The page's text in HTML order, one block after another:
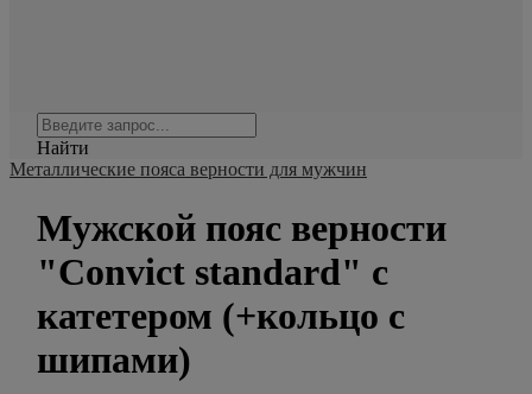
Найти
Металлические пояса верности для мужчин
Мужской пояс верности
"Convict standard" с
катетером (+кольцо с
шипами)